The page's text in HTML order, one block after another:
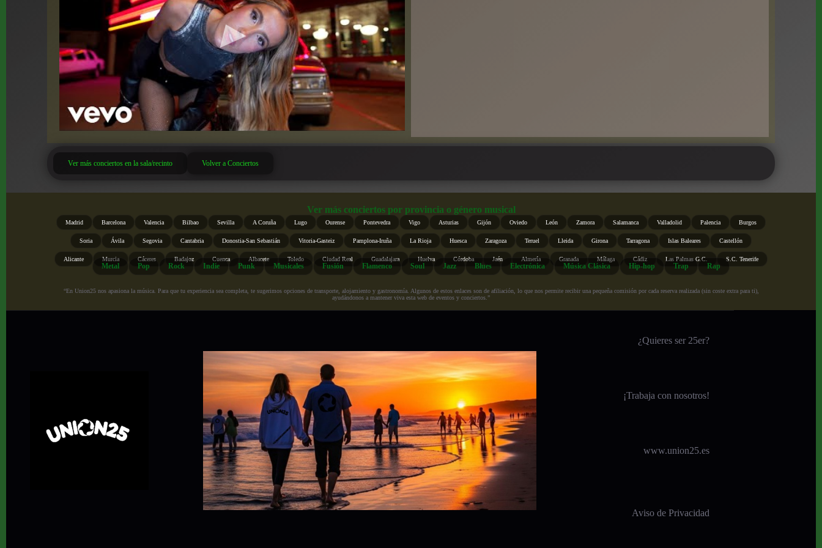
Ver más conciertos en la sala/recinto Volver a Conciertos
Ver más conciertos por provincia o género musical
Madrid Barcelona Valencia Bilbao Sevilla A Coruña Lugo Ourense Pontevedra Vigo Asturias Gijón Oviedo León Zamora Salamanca Valladolid Palencia Burgos
Soria Ávila Segovia Cantabria Donostia-San Sebastián Vitoria-Gasteiz Pamplona-Iruña La Rioja Huesca Zaragoza Teruel Lleida Girona Tarragona Islas Baleares Castellón
Alicante Murcia Cáceres Badajoz Cuenca Albacete Toledo Ciudad Real Guadalajara Huelva Córdoba Jaén Almería Granada Málaga Cádiz Las Palmas G.C. S.C. Tenerife
Metal Pop Rock Indie Punk Musicales Fusión Flamenco Soul Jazz Blues Electrónica Música Clásica Hip-hop Trap Rap
“En Union25 nos apasiona la música. Para que tu experiencia sea completa, te sugerimos opciones de transporte, alojamiento y gastronomía. Algunos de estos enlaces son de afiliación, lo que nos permite recibir una pequeña comisión por cada reserva realizada (sin coste extra para ti),
ayudándonos a mantener viva esta web de eventos y conciertos.”
¿Quieres ser 25er?
¡Trabaja con nosotros!
www.union25.es
Aviso de Privacidad